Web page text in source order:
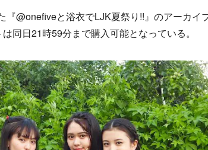
@onefiveと浴衣でLJK夏祭り!!』のアーカイ
同日21時59分まで購入可能となっている。